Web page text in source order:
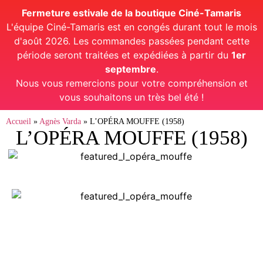
Fermeture estivale de la boutique Ciné-Tamaris
L'équipe Ciné-Tamaris est en congés durant tout le mois
d'août 2026. Les commandes passées pendant cette
période seront traitées et expédiées à partir du 1er
septembre.
Nous vous remercions pour votre compréhension et
vous souhaitons un très bel été !
Accueil » Agnès Varda » L’OPÉRA MOUFFE (1958)
L’OPÉRA MOUFFE (1958)